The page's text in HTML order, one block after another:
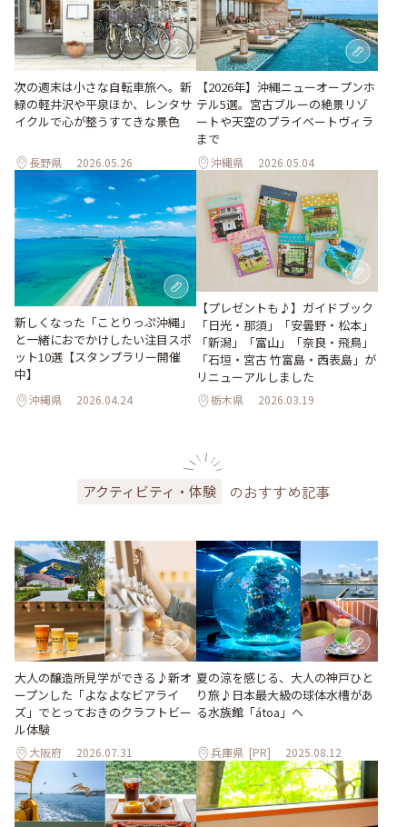
次の週末は小さな自転車旅へ。新
緑の軽井沢や平泉ほか、レンタサ
イクルで心が整うすてきな景色
長野県 2026.05.26
【2026年】沖縄ニューオープンホ
テル5選。宮古ブルーの絶景リゾ
ートや天空のプライベートヴィラ
まで
沖縄県 2026.05.04
新しくなった「ことりっぷ沖縄」
と一緒におでかけしたい注目スポ
ット10選【スタンプラリー開催
中】
沖縄県 2026.04.24
【プレゼントも♪】ガイドブック
「日光・那須」「安曇野・松本」
「新潟」「富山」「奈良・飛鳥」
「石垣・宮古 竹富島・西表島」が
リニューアルしました
栃木県 2026.03.19
アクティビティ・体験 のおすすめ記事
大人の醸造所見学ができる♪新オ
ープンした「よなよなビアライ
ズ」でとっておきのクラフトビー
ル体験
大阪府 2026.07.31
夏の涼を感じる、大人の神戸ひと
り旅♪日本最大級の球体水槽があ
る水族館「átoa」へ
兵庫県 [PR] 2025.08.12